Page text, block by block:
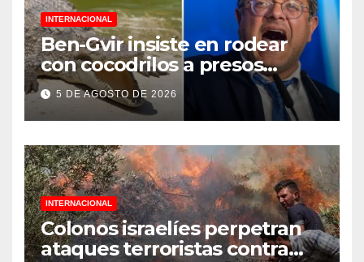
INTERNACIONAL
Ben-Gvir insiste en rodear
con cocodrilos a presos
palestinos
5 DE AGOSTO DE 2026
INTERNACIONAL
Colonos israelíes perpetran
ataques terroristas contra